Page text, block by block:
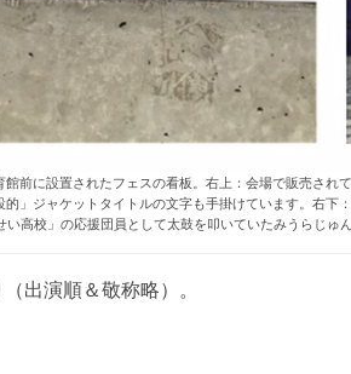
前に設置されたフェスの看板。右上：会場で販売さ
」ジャケットタイトルの文字も手掛けています。右
い高校」の応援団員として太鼓を叩いていたみうらじゅ
出演順＆敬称略）。